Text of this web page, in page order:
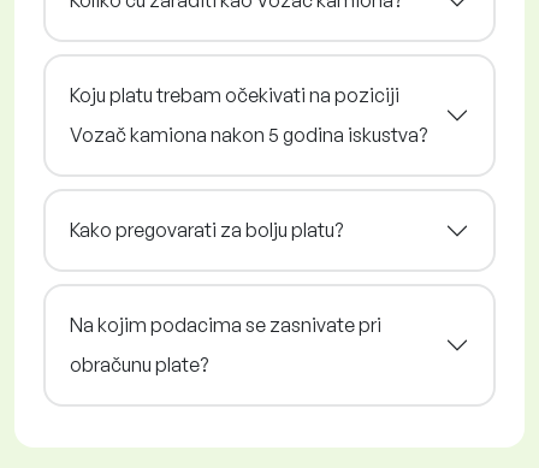
Koju platu trebam očekivati na poziciji
Vozač kamiona nakon 5 godina iskustva?
Kako pregovarati za bolju platu?
Na kojim podacima se zasnivate pri
obračunu plate?